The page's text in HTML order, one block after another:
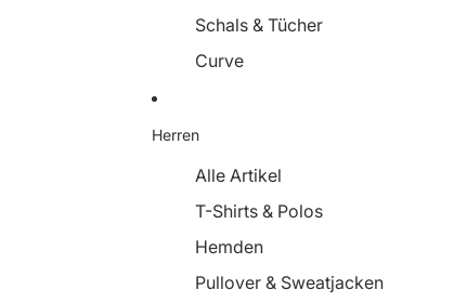
Schals & Tücher
Curve
Herren
Alle Artikel
T-Shirts & Polos
Hemden
Pullover & Sweatjacken